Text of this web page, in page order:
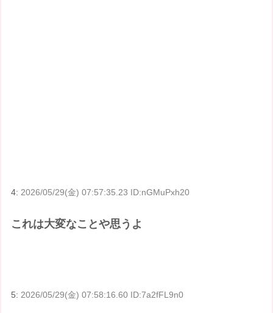
4:2026/05/29(金) 07:57:35.23 ID:nGMuPxh20
これは大変なことや思うよ
5: 2026/05/29(金) 07:58:16.60 ID:7a2fFL9n0